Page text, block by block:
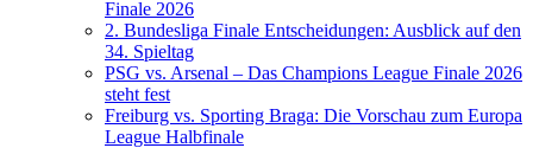
Finale 2026
2. Bundesliga Finale Entscheidungen: Ausblick auf den
34. Spieltag
PSG vs. Arsenal – Das Champions League Finale 2026
steht fest
Freiburg vs. Sporting Braga: Die Vorschau zum Europa
League Halbfinale